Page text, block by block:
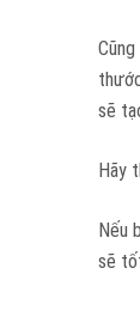
sẽ
Hãy
Nếu
sẽ